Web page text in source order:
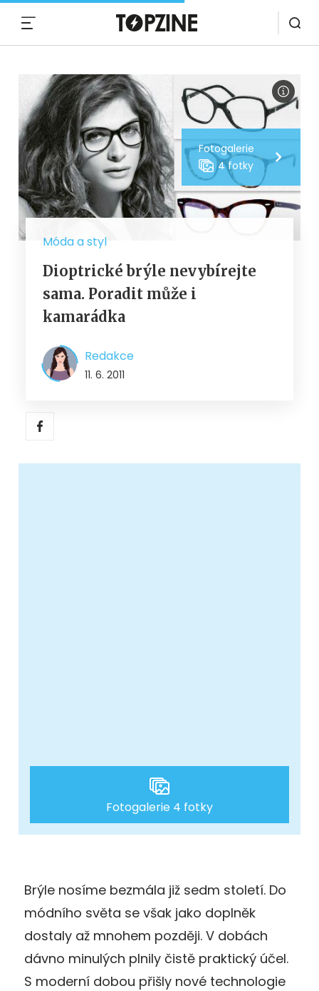
Fotogalerie
4 fotky
Móda a styl
Dioptrické brýle nevybírejte
sama. Poradit může i
kamarádka
Redakce
11. 6. 2011
Fotogalerie 4 fotky
Brýle nosíme bezmála již sedm století. Do
módního světa se však jako doplněk
dostaly až mnohem později. V dobách
dávno minulých plnily čistě praktický účel.
S moderní dobou přišly nové technologie